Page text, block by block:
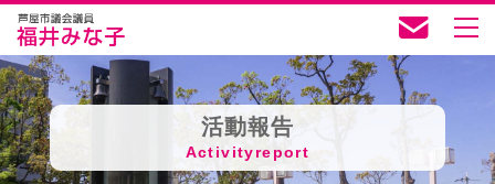
活動報告
Activityreport